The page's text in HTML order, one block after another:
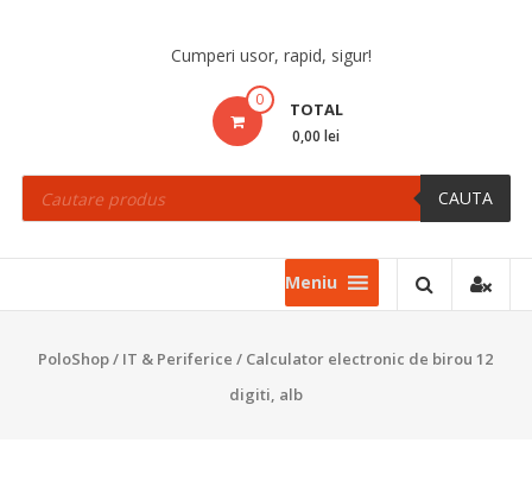
Cumperi usor, rapid, sigur!
0 TOTAL
0,00 lei
Products
search CAUTA
Meniu
PoloShop/ IT & Periferice / Calculator electronic de birou 12
digiti, alb